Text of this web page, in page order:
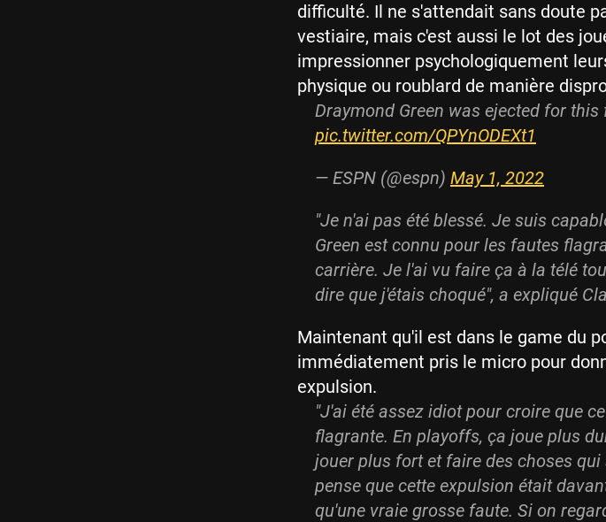
difficulté. Il ne s'attendait sans doute
vestiaire, mais c'est aussi le lot des
impressionner psychologiquement
physique ou roublard de manière
Draymond Green was ejected for
pic.twitter.com/QPYnODEXt1
— ESPN (@espn) May 1, 2022
"Je n'ai pas été blessé. Je suis
Green est connu pour les fautes
carrière. Je l'ai vu faire ça à la télé
dire que j'étais choqué", a expliqué
Maintenant qu'il est dans le game du
immédiatement pris le micro pour
expulsion.
"J'ai été assez idiot pour croire que
flagrante. En playoffs, ça joue plus
jouer plus fort et faire des choses
pense que cette expulsion était
qu'une vraie grosse faute. Si on